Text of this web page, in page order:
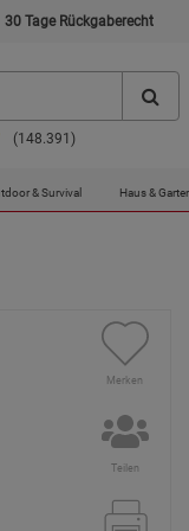
30 Tage Rückgaberecht
(148.391)
& Survival Haus &
Merken
Teilen